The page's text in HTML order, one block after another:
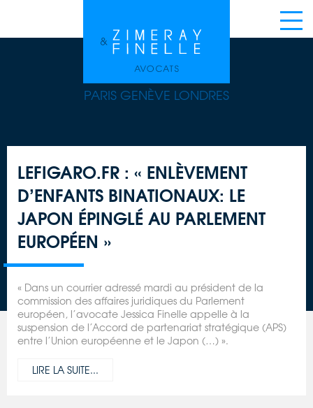
PARIS GENÈVE LONDRES
LEFIGARO.FR : « ENLÈVEMENT
D’ENFANTS BINATIONAUX: LE
JAPON ÉPINGLÉ AU PARLEMENT
EUROPÉEN »
« Dans un courrier adressé mardi au président de la
commission des affaires juridiques du Parlement
européen, l’avocate Jessica Finelle appelle à la
suspension de l’Accord de partenariat stratégique (APS)
entre l’Union européenne et le Japon (…) ».
LIRE LA SUITE...